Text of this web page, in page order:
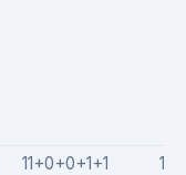
11+0+0+1+1